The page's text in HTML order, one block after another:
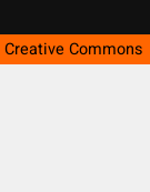
Creative Commons